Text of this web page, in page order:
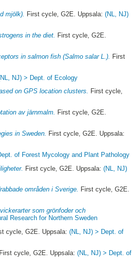
mjölk). First cycle, G2E. Uppsala:(NL, NJ)
in the diet. First cycle, G2E.
in salmon fish (Salmo salar L.).
First
NJ) > Dept. of Ecology
on GPS location clusters. First cycle,
av järnmalm. First cycle, G2E.
in Sweden.
First cycle, G2E. Uppsala:
of Forest Mycology and Plant Pathology
First cycle, G2E. Uppsala:(NL, NJ)
områden i Sverige. First cycle, G2E.
som grönfoder och
Research for Northern Sweden
cycle, G2E. Uppsala:(NL, NJ) > Dept. of
First cycle, G2E. Uppsala:(NL, NJ) > Dept. of